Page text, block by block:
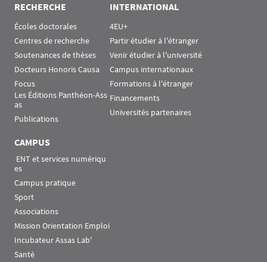
RECHERCHE
Écoles doctorales
Centres de recherche
Soutenances de thèses
Docteurs Honoris Causa
Focus
Les Éditions Panthéon-Ass
as
Publications
INTERNATIONAL
4EU+
Partir étudier à l'étranger
Venir étudier à l'université
Campus internationaux
Formations à l'étranger
Financements
Universités partenaires
CAMPUS
es
Campus pratique
Sport
Associations
Mission Orientation Emploi
Incubateur Assas Lab'
Santé